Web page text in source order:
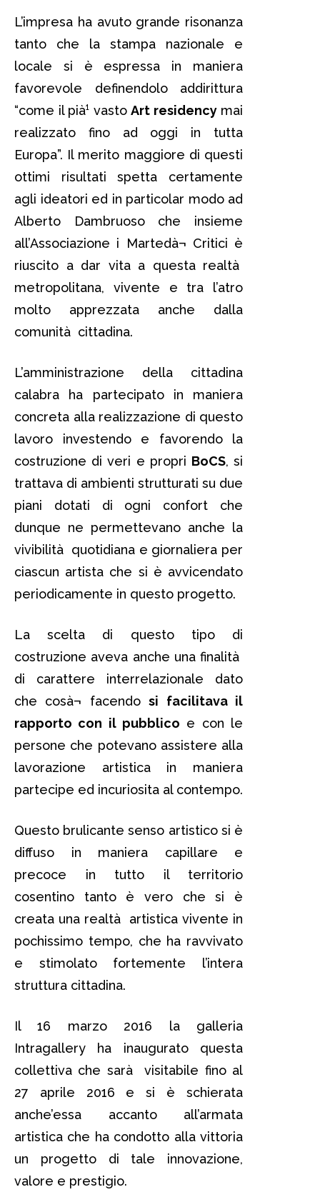
L’impresa ha avuto grande risonanza
tanto che la stampa nazionale e
locale si è espressa in maniera
favorevole definendolo addirittura
“come il pià¹ vasto Art residencymai
realizzato fino ad oggi in tutta
Europa”. Il merito maggiore di questi
ottimi risultati spetta certamente
agli ideatori ed in particolar modo ad
Alberto Dambruoso che insieme
all’Associazione i Martedà¬ Critici è
riuscito a dar vita a questa realtà
metropolitana, vivente e tra l’atro
molto apprezzata anche dalla
comunità cittadina.
L’amministrazione della cittadina
calabra ha partecipato in maniera
concreta alla realizzazione di questo
lavoro investendo e favorendo la
costruzione di veri e propri BoCS, si
trattava di ambienti strutturati su due
piani dotati di ogni confort che
dunque ne permettevano anche la
vivibilità quotidiana e giornaliera per
ciascun artista che si è avvicendato
periodicamente in questo progetto.
La scelta di questo tipo di
costruzione aveva anche una finalità
di carattere interrelazionale dato
che cosà¬ facendosi facilitava il
rapporto con il pubblico e con le
persone che potevano assistere alla
lavorazione artistica in maniera
partecipe ed incuriosita al contempo.
Questo brulicante senso artistico si è
diffuso in maniera capillare e
precoce in tutto il territorio
cosentino tanto è vero che si è
creata una realtà artistica vivente in
pochissimo tempo, che ha ravvivato
e stimolato fortemente l’intera
struttura cittadina.
Il 16 marzo 2016 la galleria
Intragallery ha inaugurato questa
collettiva che sarà visitabile fino al
27 aprile 2016 e si è schierata
anche’essa accanto all’armata
artistica che ha condotto alla vittoria
un progetto di tale innovazione,
valore e prestigio.